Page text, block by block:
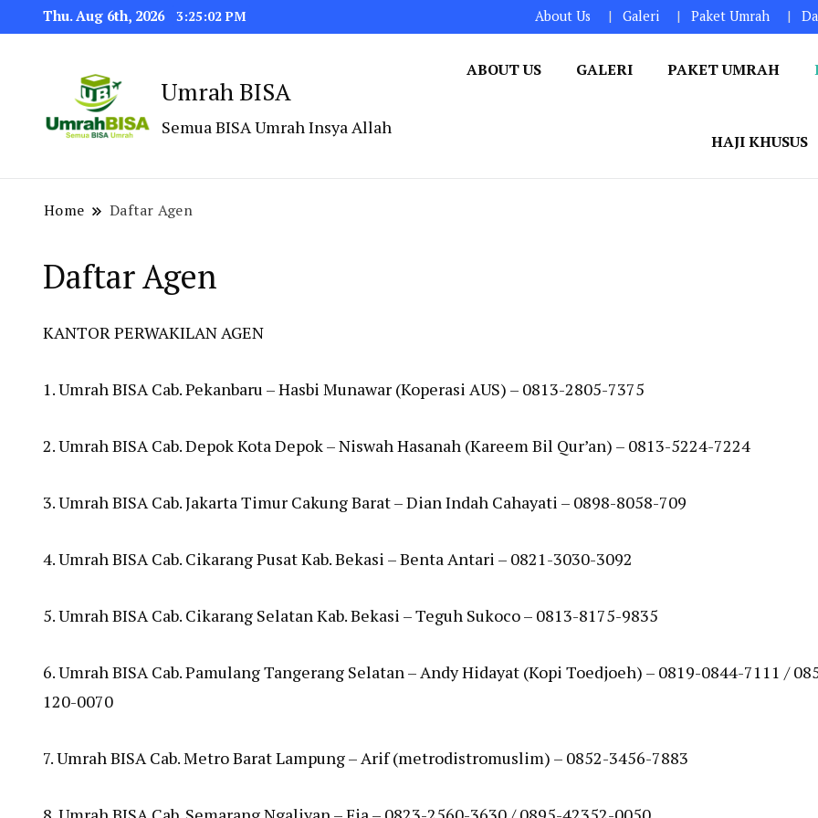
Thu. Aug 6th, 2026 3:25:03 PM About Us Galeri Paket Umrah
Umrah BISA
Semua BISA Umrah Insya Allah
ABOUT US GALERI PAKET UMRAH
HAJI KHUSUS
Home Daftar Agen
Daftar Agen
KANTOR PERWAKILAN AGEN
1. Umrah BISA Cab. Pekanbaru – Hasbi Munawar (Koperasi AUS) – 0813-2805-7375
2. Umrah BISA Cab. Depok Kota Depok – Niswah Hasanah (Kareem Bil Qur’an) – 0813-5224-7224
3. Umrah BISA Cab. Jakarta Timur Cakung Barat – Dian Indah Cahayati – 0898-8058-709
4. Umrah BISA Cab. Cikarang Pusat Kab. Bekasi – Benta Antari – 0821-3030-3092
5. Umrah BISA Cab. Cikarang Selatan Kab. Bekasi – Teguh Sukoco – 0813-8175-9835
6. Umrah BISA Cab. Pamulang Tangerang Selatan – Andy Hidayat (Kopi Toedjoeh) – 0819-0844-7111 /
120-0070
7. Umrah BISA Cab. Metro Barat Lampung – Arif (metrodistromuslim) – 0852-3456-7883